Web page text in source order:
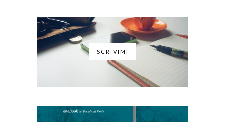
SCRIVIMI